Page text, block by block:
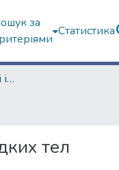
за
Статистика
Факультет математики і інформатики
тел